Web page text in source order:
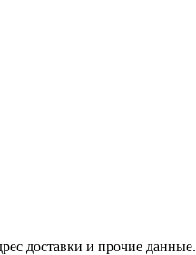
доставки и прочие данные.